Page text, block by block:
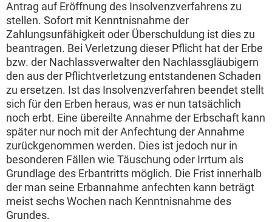
Antrag auf Eröffnung des Insolvenzverfahrens zu
stellen. Sofort mit Kenntnisnahme der
Zahlungsunfähigkeit oder Überschuldung ist dies zu
beantragen. Bei Verletzung dieser Pflicht hat der Erbe
bzw. der Nachlassverwalter den Nachlassgläubigern
den aus der Pflichtverletzung entstandenen Schaden
zu ersetzen. Ist das Insolvenzverfahren beendet stellt
sich für den Erben heraus, was er nun tatsächlich
noch erbt. Eine übereilte Annahme der Erbschaft kann
später nur noch mit der Anfechtung der Annahme
zurückgenommen werden. Dies ist jedoch nur in
besonderen Fällen wie Täuschung oder Irrtum als
Grundlage des Erbantritts möglich. Die Frist innerhalb
der man seine Erbannahme anfechten kann beträgt
meist sechs Wochen nach Kenntnisnahme des
Grundes.